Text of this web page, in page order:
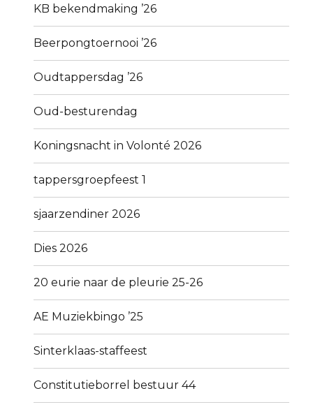
KB bekendmaking ’26
Beerpongtoernooi ’26
Oudtappersdag ’26
Oud-besturendag
Koningsnacht in Volonté 2026
tappersgroepfeest 1
sjaarzendiner 2026
Dies 2026
20 eurie naar de pleurie 25-26
AE Muziekbingo ’25
Sinterklaas-staffeest
Constitutieborrel bestuur 44